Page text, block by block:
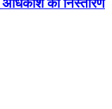
अधिकांश का निस्तारण